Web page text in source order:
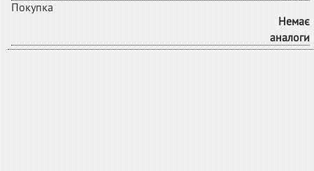
Покупка
Немає
аналоги